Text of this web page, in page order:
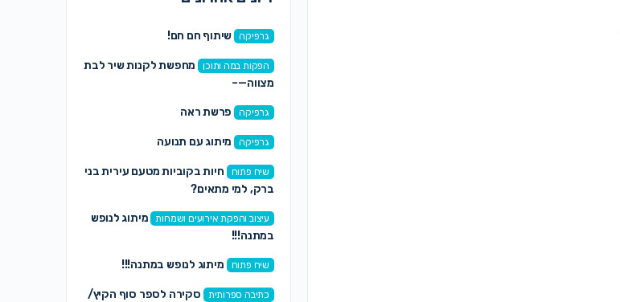
גרפיקה שיתוף חם חם!
הפקות במה ותוכן
מחפשת לקנות שיר לבת
מצווה—–
גרפיקה פרשת ראה
גרפיקה מיתוג עם תנועה
שיח פתוח
חיות בקוביות מטעם עירית בני
ברק, למי מתאים?
עיצוב והפקת אירועים ושמחות
מיתוג לנופש
במתנה!!!
שיח פתוח מיתוג לנופש במתנה!!!
כתיבה ספרותית
סקירה לספר סוף הקיץ/